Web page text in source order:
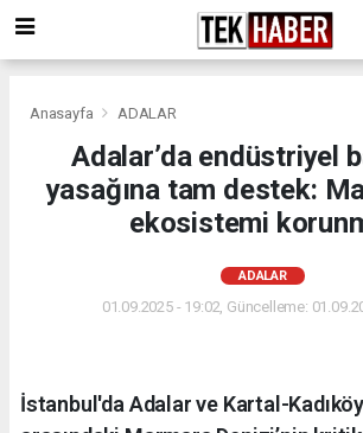
Anasayfa ADALAR
Adalar’da endüstriyel
yasağına tam destek:
ekosistemi
ADALAR
01.09.2025 - 19:02, Güncelleme:
İstanbul'da Adalar ve Kartal-Kadıköy